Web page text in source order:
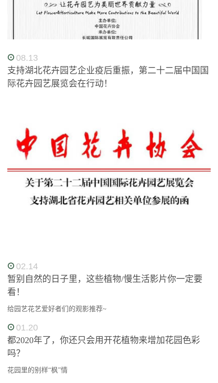
08.13
支持湖北花卉园艺企业疫后重振，第二十二届中国国
际花卉园艺展览会在行动！
02.14
暂别自然的日子里，这些植物/慢生活影片你一定要
看！
给园艺花艺爱好者们的观影推荐~
01.20
都2020年了，你还只会用开花植物来增加花园色彩
吗？
花园里的别样“枫”情